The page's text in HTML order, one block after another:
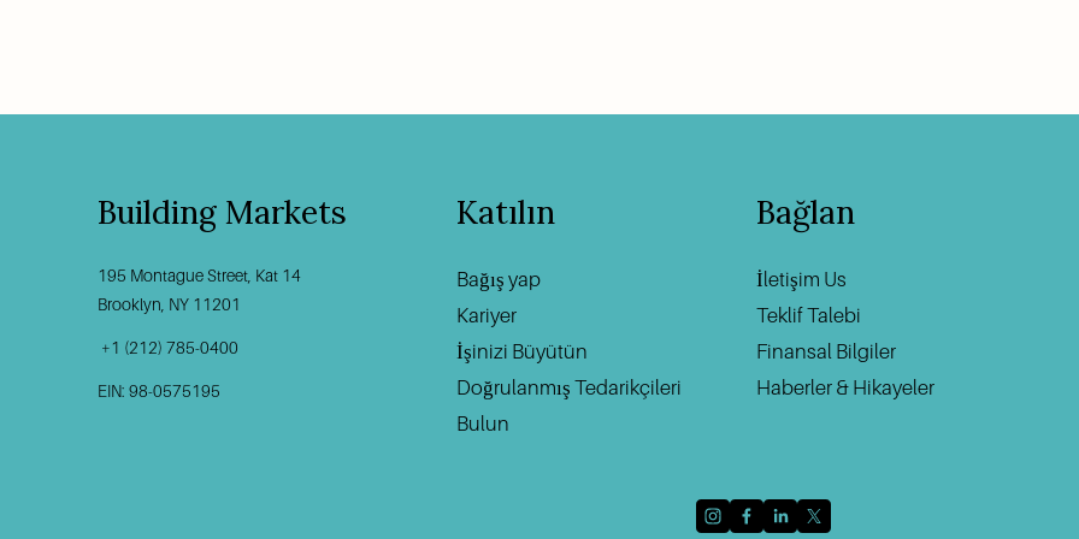
Building Markets
195 Montague Street, Kat 14
+1 (212) 785-0400
EIN: 98-0575195
Katılın
Bağış yap
Kariyer
İşinizi Büyütün
Doğrulanmış Tedarikçileri
Bulun
Bağlan
İletişim Us
Teklif Talebi
Finansal Bilgiler
Haberler & Hikayeler